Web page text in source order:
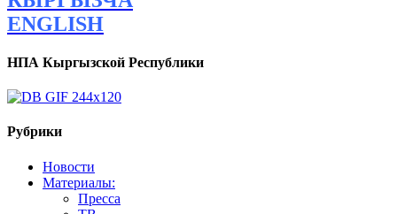
ENGLISH
НПА Кыргызской Республики
Рубрики
Новости
Материалы:
Пресса